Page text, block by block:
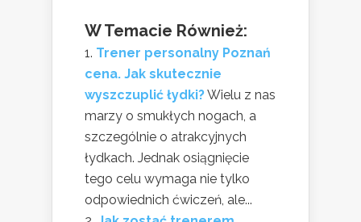
W Temacie Również:
Trener personalny Poznań
cena. Jak skutecznie
wyszczuplić łydki?Wielu z nas
marzy o smukłych nogach, a
szczególnie o atrakcyjnych
łydkach. Jednak osiągnięcie
tego celu wymaga nie tylko
odpowiednich ćwiczeń, ale...